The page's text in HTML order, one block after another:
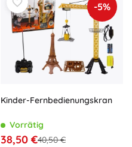
-5%
Kinder-Fernbedienungskran
Vorrätig
38,50 €40,50 €